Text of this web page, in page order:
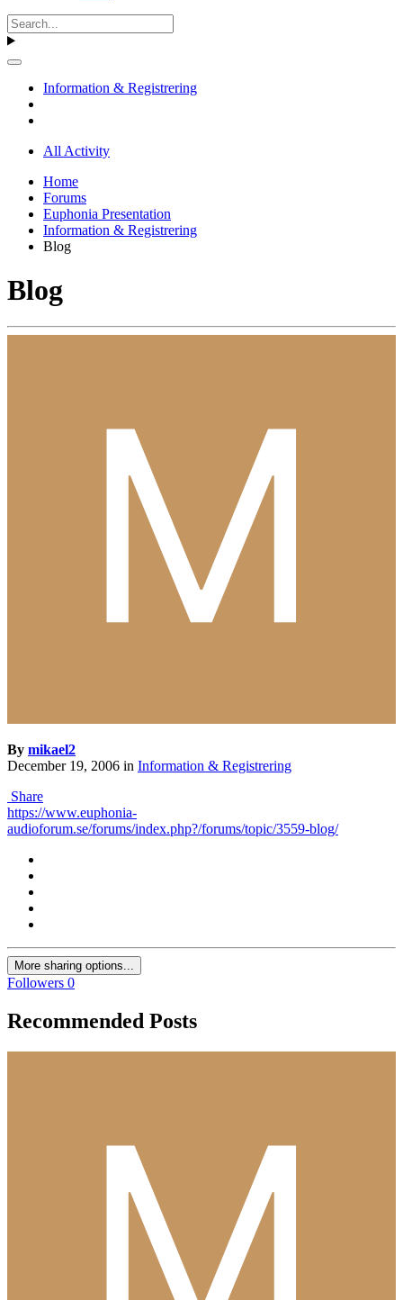
Information & Registrering
All Activity
Home
Forums
Euphonia Presentation
Information & Registrering
Blog
Blog
By mikael2
December 19, 2006 in Information & Registrering
Share
https://www.euphonia-
audioforum.se/forums/index.php?/forums/topic/3559-blog/
More sharing options...
Followers 0
Recommended Posts